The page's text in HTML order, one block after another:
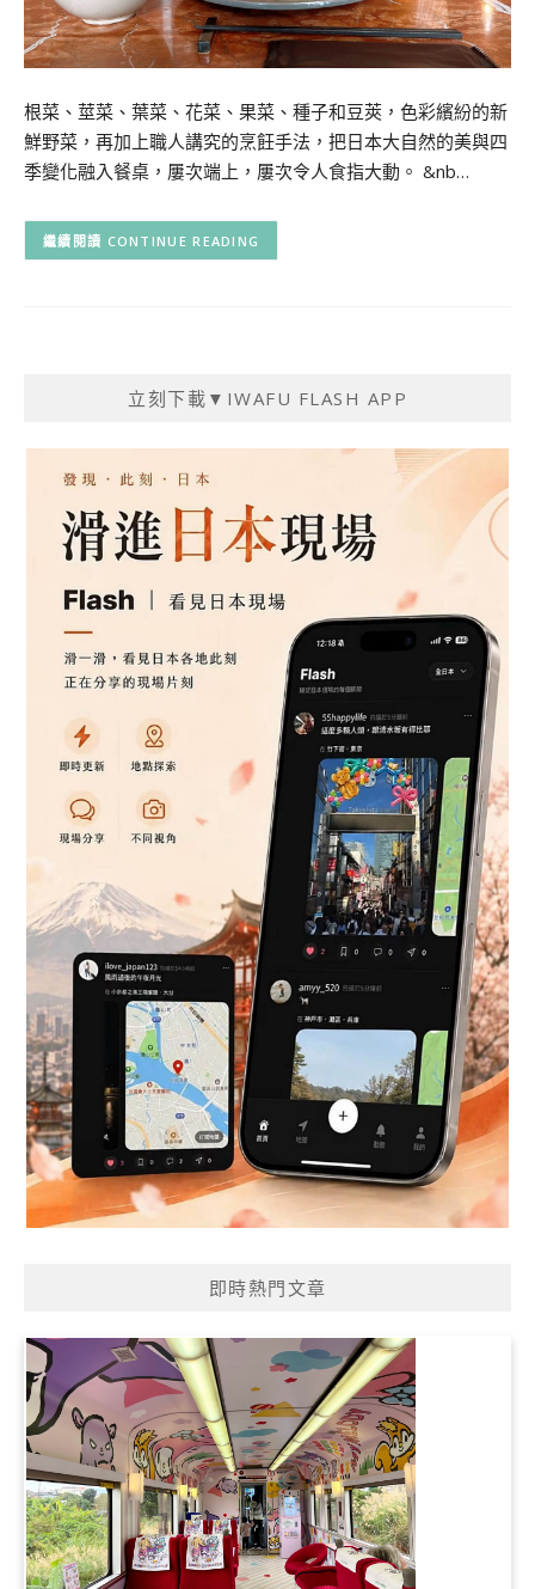
根菜、莖菜、葉菜、花菜、果菜、種子和豆莢，色彩繽紛的新
鮮野菜，再加上職人講究的烹飪手法，把日本大自然的美與四
季變化融入餐桌，屢次端上，屢次令人食指大動。 &nb…
CONTINUE READING
立刻下載▼IWAFU FLASH APP
即時熱門文章